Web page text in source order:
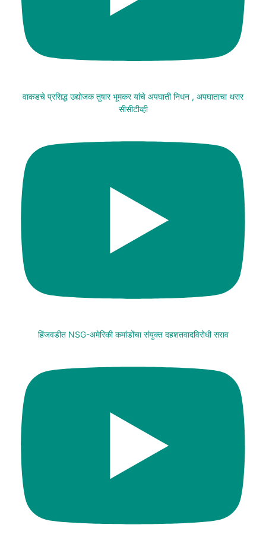
वाकडचे प्रसिद्ध उद्योजक तुषार भूमकर यांचे अपघाती निधन , अपघाताचा थरार
सीसीटीव्ही
हिंजवडीत NSG-अमेरिकी कमांडोंचा संयुक्त दहशतवादविरोधी सराव